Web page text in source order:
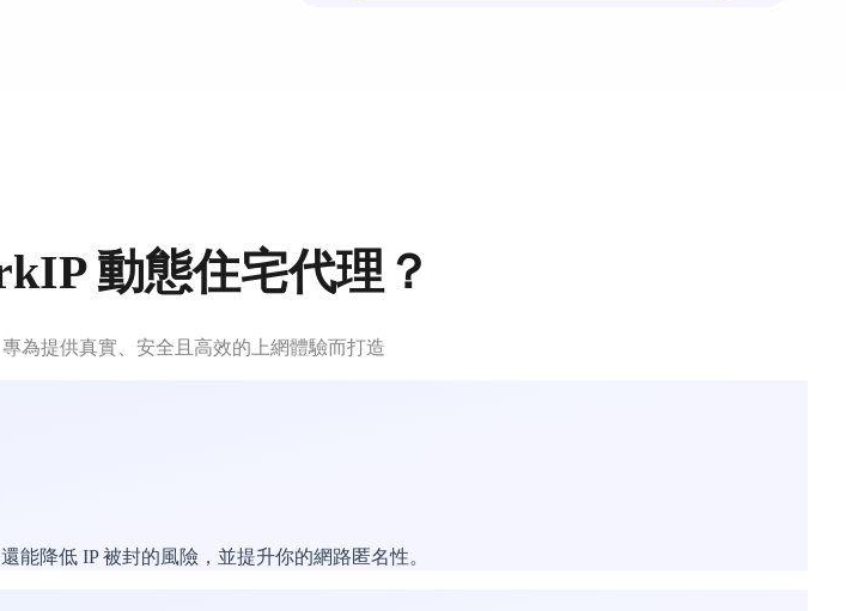
動態住宅代理？
為提供真實、安全且高效的上網體驗而打造
能降低 IP 被封的風險，並提升你的網路匿名性。